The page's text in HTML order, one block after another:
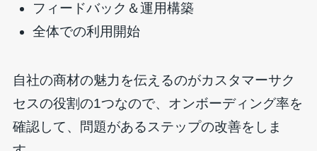
フィードバック＆運用構築
全体での利用開始
自社の商材の魅力を伝えるのがカスタマーサク
セスの役割の1つなので、オンボーディング率を
確認して、問題があるステップの改善をしま